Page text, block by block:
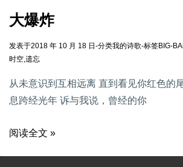
大爆炸
发表于2018 年 10 月 18 日 -分类我的诗歌-标签BIG-
时空,遗忘
从未意识到互相远离 直到看见你红色的
息跨经光年 诉与我说，曾经的你
阅读全文 »